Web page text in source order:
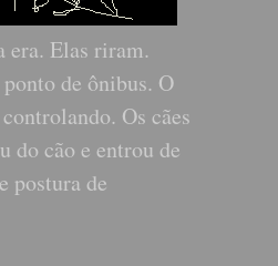
era. Elas riram.
de ônibus. O
Os cães
do cão e entrou de
postura de